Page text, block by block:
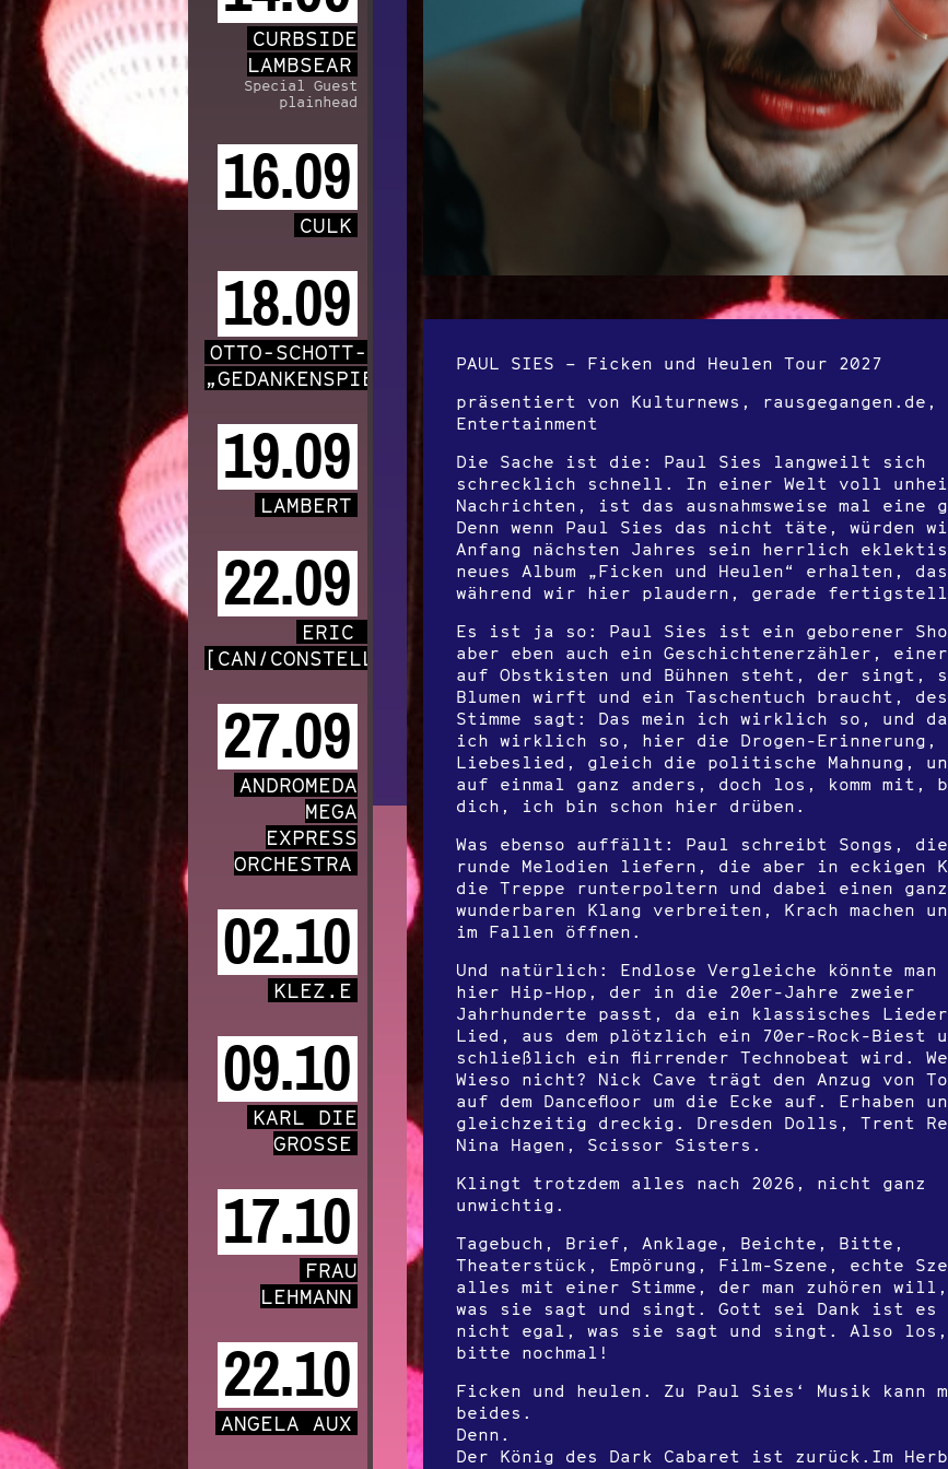
PAUL SIES – Ficken und Heulen Tour 2027
präsentiert von Kulturnews, rausgegangen.de,
Entertainment
Die Sache ist die: Paul Sies langweilt sich
schrecklich schnell. In einer Welt voll
Nachrichten, ist das ausnahmsweise mal eine
Denn wenn Paul Sies das nicht täte, würden
Anfang nächsten Jahres sein herrlich
neues Album „Ficken und Heulen“ erhalten,
während wir hier plaudern, gerade
Es ist ja so: Paul Sies ist ein geborener
aber eben auch ein Geschichtenerzähler,
auf Obstkisten und Bühnen steht, der singt,
Blumen wirft und ein Taschentuch braucht,
Stimme sagt: Das mein ich wirklich so, und
ich wirklich so, hier die Drogen-Erinnerung,
Liebeslied, gleich die politische Mahnung,
auf einmal ganz anders, doch los, komm mit,
dich, ich bin schon hier drüben.
Was ebenso auffällt: Paul schreibt Songs,
runde Melodien liefern, die aber in eckigen
die Treppe runterpoltern und dabei einen ganz
wunderbaren Klang verbreiten, Krach machen
im Fallen öffnen.
Und natürlich: Endlose Vergleiche könnte man
hier Hip-Hop, der in die 20er-Jahre zweier
Jahrhunderte passt, da ein klassisches
Lied, aus dem plötzlich ein 70er-Rock-Biest
schließlich ein flirrender Technobeat wird.
Wieso nicht? Nick Cave trägt den Anzug von
auf dem Dancefloor um die Ecke auf. Erhaben
gleichzeitig dreckig. Dresden Dolls, Trent
Nina Hagen, Scissor Sisters.
Klingt trotzdem alles nach 2026, nicht ganz
unwichtig.
Tagebuch, Brief, Anklage, Beichte, Bitte,
Theaterstück, Empörung, Film-Szene, echte
alles mit einer Stimme, der man zuhören
was sie sagt und singt. Gott sei Dank ist es
nicht egal, was sie sagt und singt. Also
bitte nochmal!
Ficken und heulen. Zu Paul Sies‘ Musik kann
beides.
Denn.
Der König des Dark Cabaret ist zurück.Im
CURBSIDE
LAMBSEAR
Special Guest
plainhead
16.09
CULK
18.09
OTTO-SCHOTT-CHOR
„GEDANKENSPIELE“
19.09
LAMBERT
22.09
ERIC CHENAUX
[CAN/CONSTELLATION]
27.09
ANDROMEDA
MEGA
EXPRESS
ORCHESTRA
02.10
KLEZ.E
09.10
KARL DIE
GROSSE
17.10
FRAU
LEHMANN
22.10
ANGELA AUX